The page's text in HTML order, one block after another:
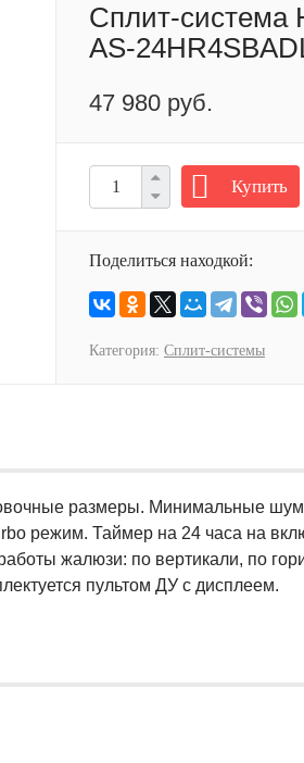
Сплит-система
AS-
47 980 руб.
Купить
Поделиться находкой:
Категория: Сплит-системы
размеры. Минимальные
режим. Таймер на 24 часа на
жалюзи: по вертикали, по
пультом ДУ с дисплеем.